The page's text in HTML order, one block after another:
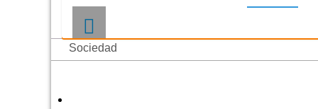
Sociedad